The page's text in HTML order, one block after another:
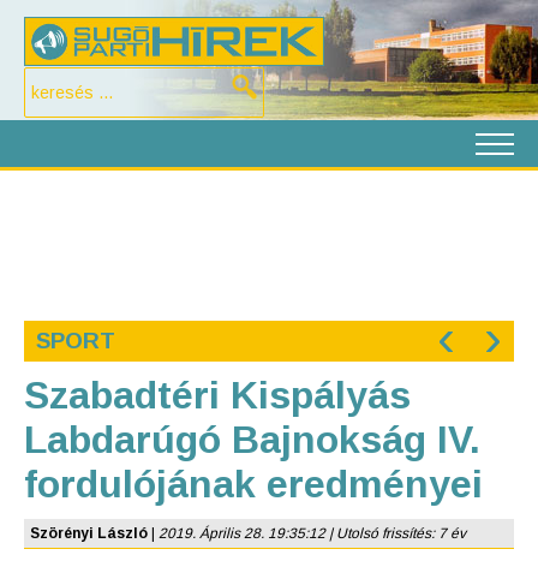
SPORT ‹ ›
Szabadtéri Kispályás
Labdarúgó Bajnokság IV.
fordulójának eredményei
Szörényi László 2019. Április 28. 19:35:12 | Utolsó frissítés: 7 év